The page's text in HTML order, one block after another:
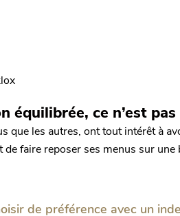
équilibrée, ce n’est
que les autres, ont tout intérêt à
faire reposer ses menus sur
de préférence avec un